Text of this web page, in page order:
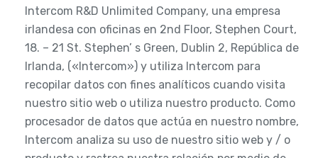
Intercom R&D Unlimited Company, una empresa
irlandesa con oficinas en 2nd Floor, Stephen Court,
18. – 21 St. Stephen’ s Green, Dublin 2, República de
Irlanda, («Intercom») y utiliza Intercom para
recopilar datos con fines analíticos cuando visita
nuestro sitio web o utiliza nuestro producto. Como
procesador de datos que actúa en nuestro nombre,
Intercom analiza su uso de nuestro sitio web y / o